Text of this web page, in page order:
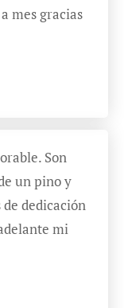
mes gracias
Son
un pino y
dedicación
mi